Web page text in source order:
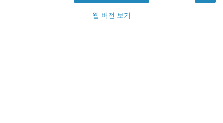
웹 버전 보기